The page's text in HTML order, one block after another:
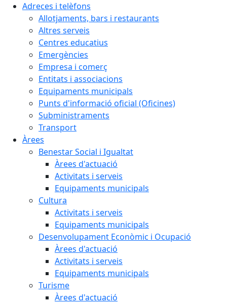
Adreces i telèfons
Allotjaments, bars i restaurants
Altres serveis
Centres educatius
Emergències
Empresa i comerç
Entitats i associacions
Equipaments municipals
Punts d'informació oficial (Oficines)
Subministraments
Transport
Àrees
Benestar Social i Igualtat
Àrees d'actuació
Activitats i serveis
Equipaments municipals
Cultura
Activitats i serveis
Equipaments municipals
Desenvolupament Econòmic i Ocupació
Àrees d'actuació
Activitats i serveis
Equipaments municipals
Turisme
Àrees d'actuació